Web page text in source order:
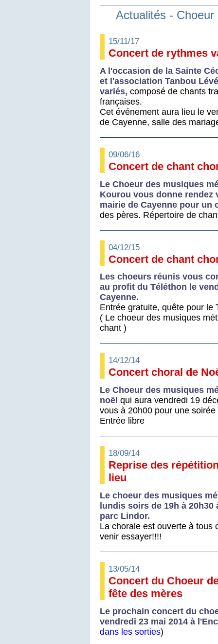
Actualités -
15/11/17
Concert de rythmes
A l'occasion de la Sainte
et l'association Tanbou
variés, composé de chants
françaises.
Cet événement aura lieu le
de Cayenne, salle des
09/06/16
Concert de chant
Le Choeur des musiques
Kourou vous donne rendez
mairie de Cayenne pour un
des pères. Répertoire de
04/12/15
Concert de chant
Les choeurs réunis vous
au profit du Téléthon le
Cayenne.
Entrée gratuite, quête pour le
( Le choeur des musiques
chant )
14/12/14
Concert choral de
Le Choeur des musiques
noël qui aura vendredi 19
vous à 20h00 pour une
Entrée libre
18/09/14
Reprise des
lieu
Le choeur des musiques
lundis soirs de 19h à
parc Lindor.
La chorale est ouverte à tous
venir essayer!!!!
13/05/14
Concert du Choeur
fête des mères
Le prochain concert du
vendredi 23 mai 2014 à
dans les sorties)